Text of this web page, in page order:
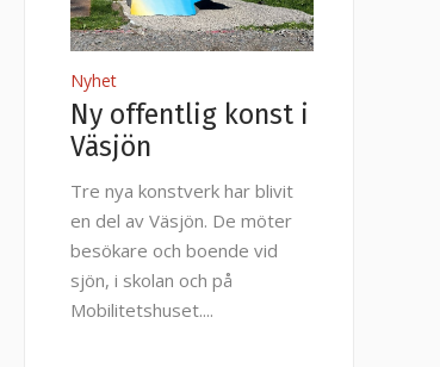
Nyhet
Ny offentlig konst i
Väsjön
Tre nya konstverk har blivit
en del av Väsjön. De möter
besökare och boende vid
sjön, i skolan och på
Mobilitetshuset.